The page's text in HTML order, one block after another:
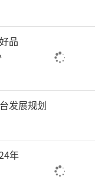
品
发展规划
年